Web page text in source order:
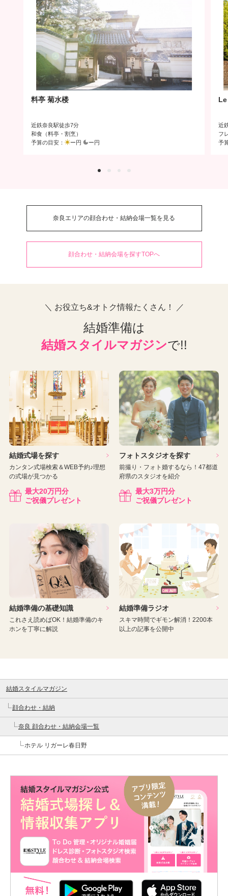
料亭 菊水楼
近鉄奈良駅徒歩7分
和食（料亭・割烹）
予算の目安：
ー円 ー円
近
フ
予
奈良エリアの顔合わせ・結納会場一覧を見る
顔合わせ・結納会場を探すTOPへ
＼ お役立ち&オトク情報たくさん！ ／
結婚準備は
結婚スタイルマガジンで!!
結婚式場を探す
カンタン式場検索＆WEB予約♪理想
の式場が見つかる
最大20万円分
ご祝儀プレゼント
フォトスタジオを探す
前撮り・フォト婚するなら！47都道
府県のスタジオを紹介
最大3万円分
ご祝儀プレゼント
結婚準備の基礎知識
これさえ読めばOK！結婚準備のキ
ホンを丁寧に解説
結婚準備ラジオ
スキマ時間でギモン解消！2200本
以上の記事を公開中
結婚スタイルマガジン
顔合わせ・結納
奈良 顔合わせ・結納会場一覧
ホテル リガーレ春日野